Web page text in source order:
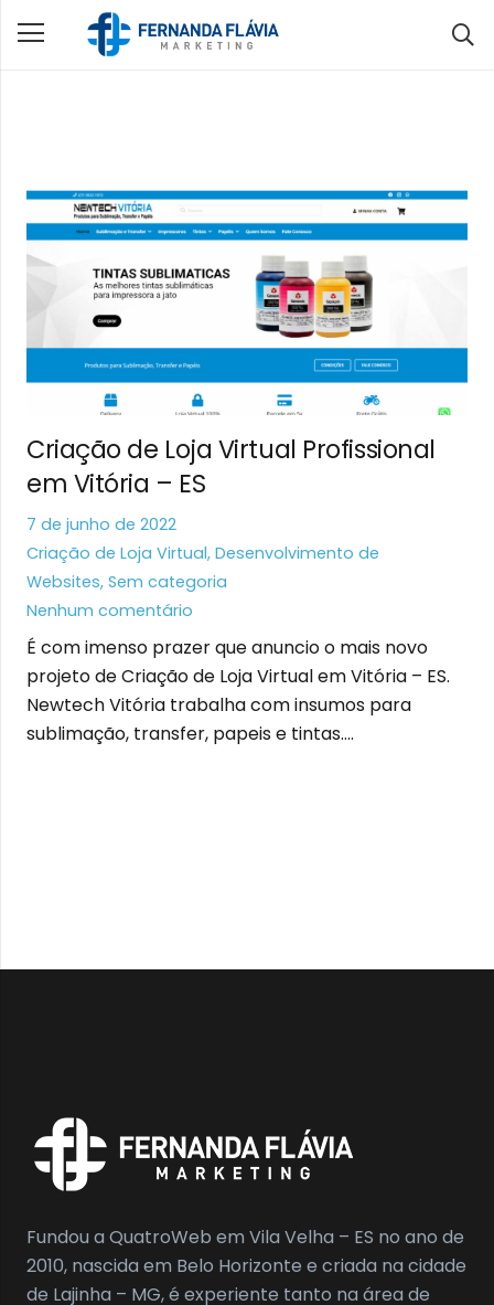
Criação de Loja Virtual Profissional
em Vitória – ES
7 de junho de 2022
Criação de Loja Virtual, Desenvolvimento de
Websites, Sem categoria
Nenhum comentário
É com imenso prazer que anuncio o mais novo
projeto de Criação de Loja Virtual em Vitória – ES.
Newtech Vitória trabalha com insumos para
sublimação, transfer, papeis e tintas.…
Fundou a QuatroWeb em Vila Velha – ES no ano de
2010, nascida em Belo Horizonte e criada na cidade
de Lajinha – MG, é experiente tanto na área de